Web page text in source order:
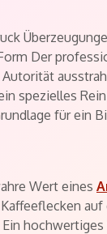
Der
spezielles
für ein
Wert eines
auf
hochwertiges